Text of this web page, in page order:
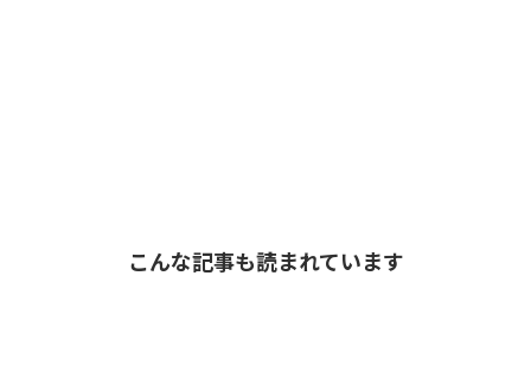
こんな記事も読まれています